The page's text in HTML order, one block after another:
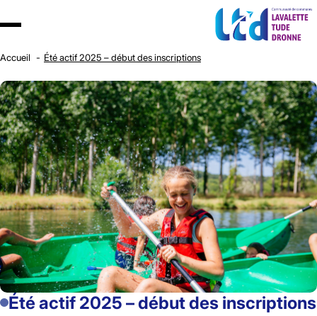
Accueil Été actif 2025 – début des inscriptions
Été actif 2025 – début des inscriptions